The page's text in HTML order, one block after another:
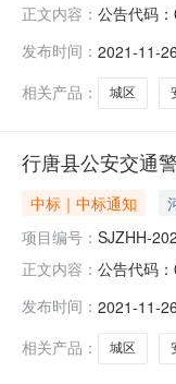
正文内容： 公告代码
告(中标公
发布时间： 2021-11-26
相关产品：
城区
行唐县公安交通
中标｜中标通知
项目编号： SJZHH-
正文内容： 公告代码
告(中标公
发布时间： 2021-11-26
相关产品：
城区